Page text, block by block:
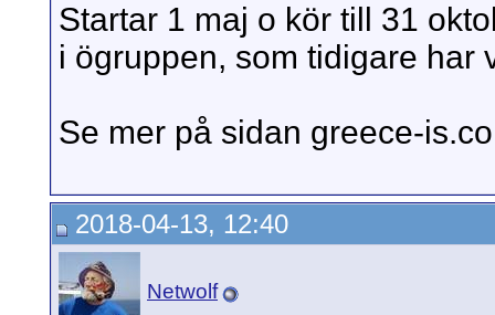
Startar 1 maj o kör till 31
i ögruppen, som tidigare har
Se mer på sidan greece-
2018-04-13, 12:40
Netwolf